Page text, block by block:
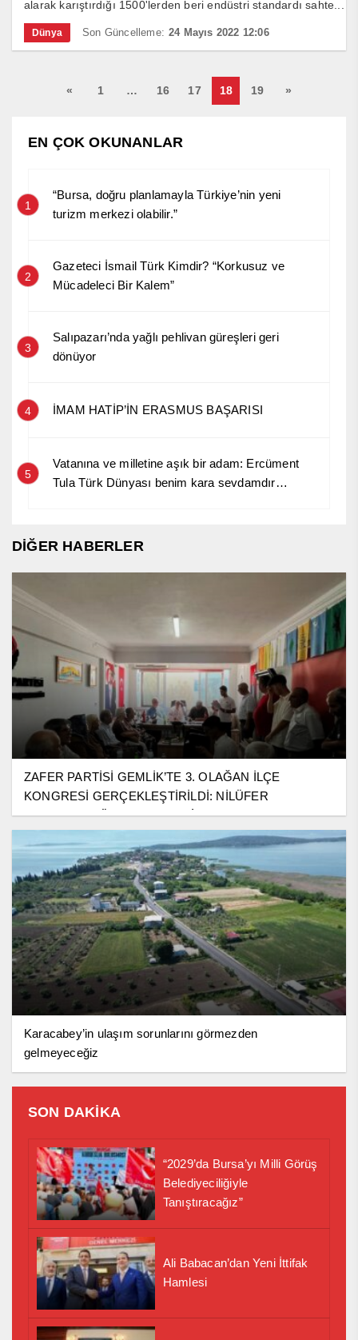
alarak karıştırdığı 1500'lerden beri endüstri standardı sahte...
Dünya Son Güncelleme: 24 Mayıs 2022 12:06
« 1 … 16 17 18 19 »
EN ÇOK OKUNANLAR
1
“Bursa, doğru planlamayla Türkiye’nin yeni
turizm merkezi olabilir.”
2
Gazeteci İsmail Türk Kimdir? “Korkusuz ve
Mücadeleci Bir Kalem”
3
Salıpazarı’nda yağlı pehlivan güreşleri geri
dönüyor
4 İMAM HATİP’İN ERASMUS BAŞARISI
5
Vatanına ve milletine aşık bir adam: Ercüment
Tula Türk Dünyası benim kara sevdamdır…
DİĞER HABERLER
ZAFER PARTİSİ GEMLİK’TE 3. OLAĞAN İLÇE
KONGRESİ GERÇEKLEŞTİRİLDİ: NİLÜFER
TOPRAKÇI GÜVEN TAZELEDİ
Karacabey’in ulaşım sorunlarını görmezden
gelmeyeceğiz
SON DAKİKA
“2029’da Bursa’yı Milli Görüş
Belediyeciliğiyle
Tanıştıracağız”
Ali Babacan’dan Yeni İttifak
Hamlesi